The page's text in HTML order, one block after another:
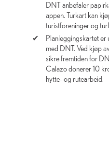
DNT anbefaler
appen. Turkart kan
turistforeninger og
Planleggingskartet er
med DNT. Ved kjøp
sikre fremtiden for
Calazo donerer 10
hytte- og rutearbeid.